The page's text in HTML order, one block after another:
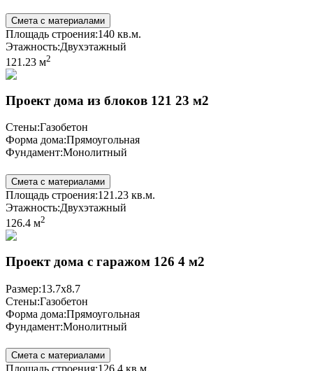
Смета с материалами
Площадь строения:140 кв.м.
Этажность:Двухэтажный
121.23 м2
Проект дома из блоков 121 23 м2
Стены:Газобетон
Форма дома:Прямоугольная
Фундамент:Монолитный
Смета с материалами
Площадь строения:121.23 кв.м.
Этажность:Двухэтажный
126.4 м2
Проект дома с гаражом 126 4 м2
Размер:13.7x8.7
Стены:Газобетон
Форма дома:Прямоугольная
Фундамент:Монолитный
Смета с материалами